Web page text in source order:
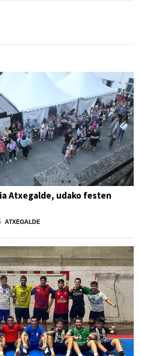
Atxegalde, udako festen
ATXEGALDE